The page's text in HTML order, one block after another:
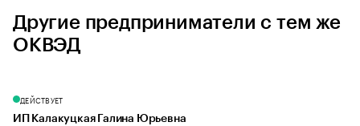
Другие предприниматели с тем же
ОКВЭД
ДЕЙСТВУЕТ
ИП Калакуцкая Галина Юрьевна